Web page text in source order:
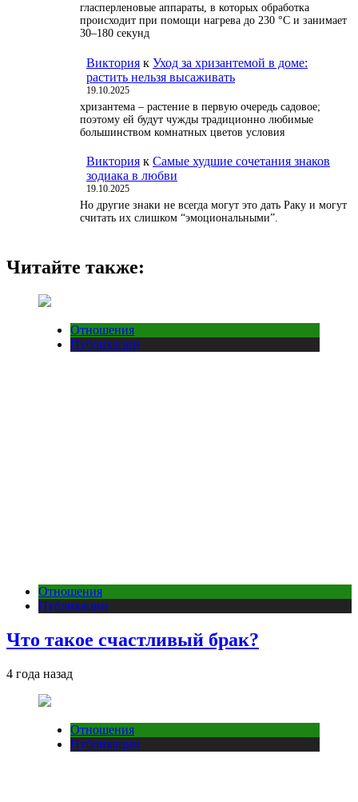
гласперленовые аппараты, в которых обработка
происходит при помощи нагрева до 230 °С и занимает
30–180 секунд
Виктория к Уход за хризантемой в доме:
растить нельзя высаживать
19.10.2025
хризантема – растение в первую очередь садовое;
поэтому ей будут чужды традиционно любимые
большинством комнатных цветов условия
Виктория к Самые худшие сочетания знаков
зодиака в любви
19.10.2025
Но другие знаки не всегда могут это дать Раку и могут
считать их слишком “эмоциональными”.
Читайте также:
Отношения
Публикации
Отношения
Публикации
Что такое счастливый брак?
4 года назад
Отношения
Публикации